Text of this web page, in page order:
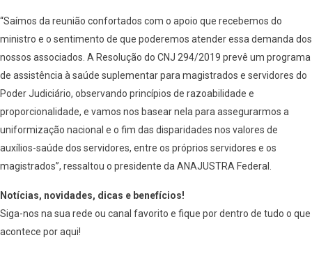
“Saímos da reunião confortados com o apoio que recebemos do
ministro e o sentimento de que poderemos atender essa demanda dos
nossos associados. A Resolução do CNJ 294/2019 prevê um programa
de assistência à saúde suplementar para magistrados e servidores do
Poder Judiciário, observando princípios de razoabilidade e
proporcionalidade, e vamos nos basear nela para assegurarmos a
uniformização nacional e o fim das disparidades nos valores de
auxílios-saúde dos servidores, entre os próprios servidores e os
magistrados”, ressaltou o presidente da ANAJUSTRA Federal.
Notícias, novidades, dicas e benefícios!
Siga-nos na sua rede ou canal favorito e fique por dentro de tudo o que
acontece por aqui!